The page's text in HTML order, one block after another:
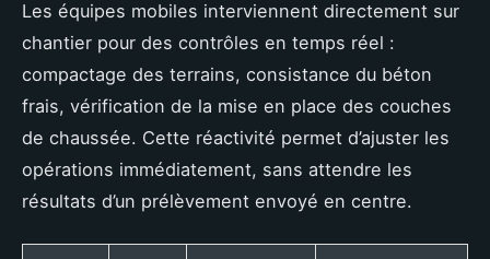
Les équipes mobiles interviennent directement sur
chantier pour des contrôles en temps réel :
compactage des terrains, consistance du béton
frais, vérification de la mise en place des couches
de chaussée. Cette réactivité permet d’ajuster les
opérations immédiatement, sans attendre les
résultats d’un prélèvement envoyé en centre.